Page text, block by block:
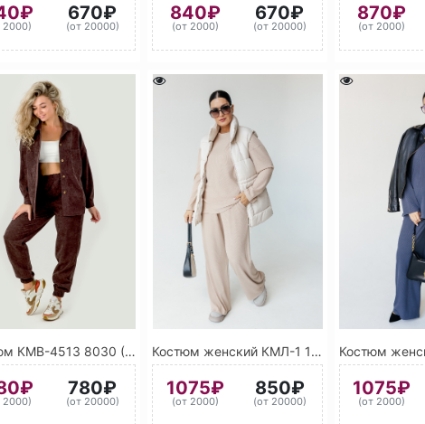
2000)
670₽
(от 20000)
840₽
(от 2000)
670₽
(от 20000)
870₽
(от 2000)
Костюм КМВ-4513 8030 (Коричневый)
2000)
780₽
(от 20000)
Костюм женский КМЛ-1 1001 (Бежевый)
1075₽
(от 2000)
850₽
(от 20000)
1075₽
(от 2000)